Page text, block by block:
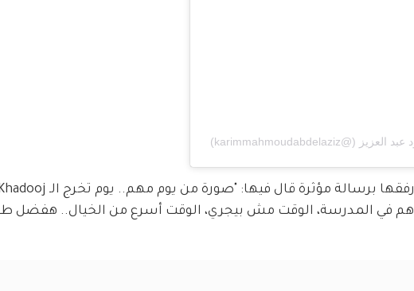
في المدرسة، الوقت مش بيجري، الوقت أسرع من الخيال.. هفضل